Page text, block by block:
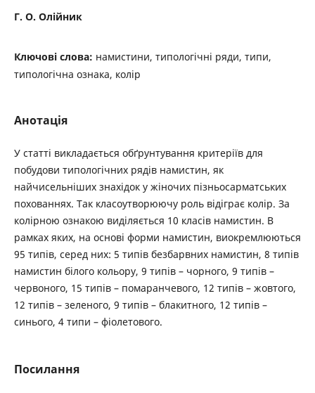
Г. О. Олійник
Ключові слова: намистини, типологічні ряди, типи,
типологічна ознака, колір
Анотація
У статті викладається обґрунтування критеріїв для
побудови типологічних рядів намистин, як
найчисельніших знахідок у жіночих пізньосарматських
похованнях. Так класоутворюючу роль відіграє колір. За
колірною ознакою виділяється 10 класів намистин. В
рамках яких, на основі форми намистин, виокремлюються
95 типів, серед них: 5 типів безбарвних намистин, 8 типів
намистин білого кольору, 9 типів – чорного, 9 типів –
червоного, 15 типів – помаранчевого, 12 типів – жовтого,
12 типів – зеленого, 9 типів – блакитного, 12 типів –
синього, 4 типи – фіолетового.
Посилання